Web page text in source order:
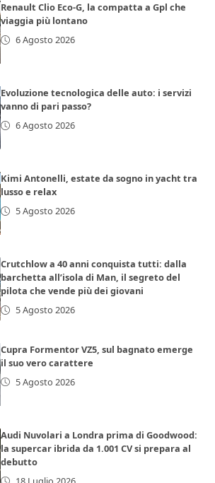
Renault Clio Eco-G, la compatta a Gpl che
viaggia più lontano
6 Agosto 2026
Evoluzione tecnologica delle auto: i servizi
vanno di pari passo?
6 Agosto 2026
Kimi Antonelli, estate da sogno in yacht tra
lusso e relax
5 Agosto 2026
Crutchlow a 40 anni conquista tutti: dalla
barchetta all’isola di Man, il segreto del
pilota che vende più dei giovani
5 Agosto 2026
Cupra Formentor VZ5, sul bagnato emerge
il suo vero carattere
5 Agosto 2026
Audi Nuvolari a Londra prima di Goodwood:
la supercar ibrida da 1.001 CV si prepara al
debutto